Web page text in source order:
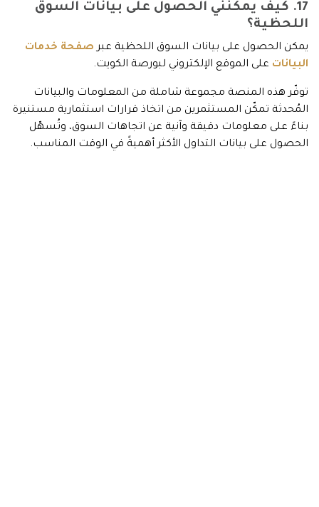
17. كيف يمكنني الحصول على بيانات السوق
اللحظية؟
يمكن الحصول على بيانات السوق اللحظية عبر صفحة خدمات
البيانات على الموقع الإلكتروني لبورصة الكويت.
توفّر هذه المنصة مجموعة شاملة من المعلومات والبيانات
المُحدثة تمكّن المستثمرين من اتخاذ قرارات استثمارية مستنيرة
بناءً على معلومات دقيقة وآنية عن اتجاهات السوق، وتُسهّل
الحصول على بيانات التداول الأكثر أهميةً في الوقت المناسب.